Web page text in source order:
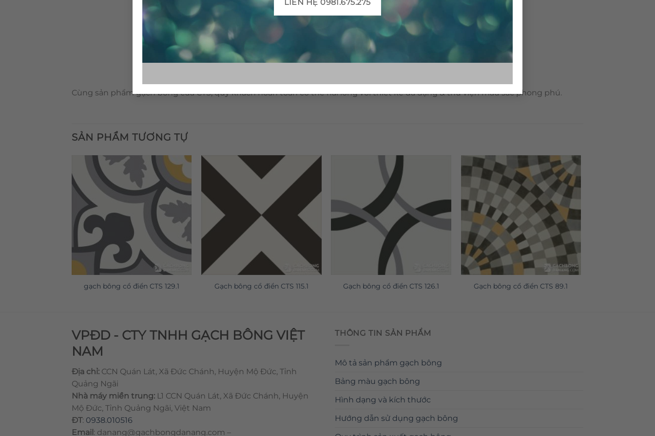
LIÊN HỆ 0981.675.275
Gạch bông CTS TE-8.2(4-13-9) – 4 viên
Gạch bông CTS TE-8.2(4-13-9) – 16 viên
Cùng sản phẩm gạch bông của CTS, quý khách hoàn toàn có thể hài lòng với thiết kế đa dạng & thư viện màu sắc phong phú.
SẢN PHẨM TƯƠNG TỰ
gạch bông cổ điển CTS 129.1 Gạch bông cổ điển CTS 115.1 Gạch bông cổ điển CTS 126.1 Gạch bông cổ điển CTS 89.1
VPĐD - CTY TNHH GẠCH BÔNG VIỆT
NAM
Địa chỉ: CCN Quán Lát, Xã Đức Chánh, Huyện Mộ Đức, Tỉnh
Quảng Ngãi
Nhà máy miền trung: L1 CCN Quán Lát, Xã Đức Chánh, Huyện
Mộ Đức, Tỉnh Quảng Ngãi, Việt Nam
ĐT: 0938.010516
Email: danang@gachbongdanang.com –
THÔNG TIN SẢN PHẨM
Mô tả sản phẩm gạch bông
Bảng màu gạch bông
Hình dạng và kích thước
Hướng dẫn sử dụng gạch bông